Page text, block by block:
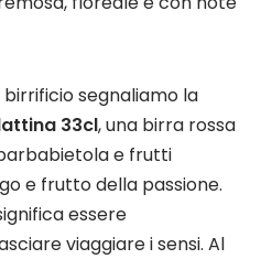
segnaliamo la
33cl, una birra rossa
e frutti
e frutto della passione.
essere
viaggiare i sensi. Al